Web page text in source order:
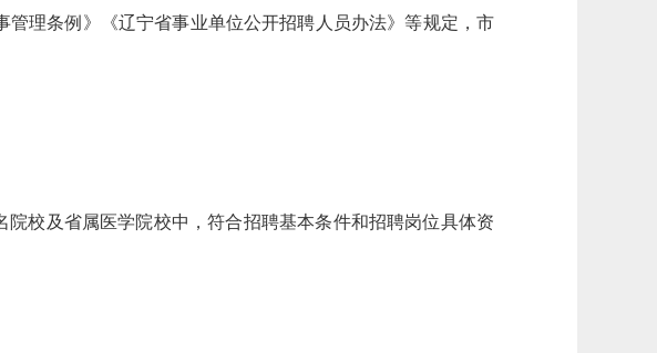
理条例》《辽宁省事业单位公开招聘人员办法》等规定，市
校及省属医学院校中，符合招聘基本条件和招聘岗位具体资